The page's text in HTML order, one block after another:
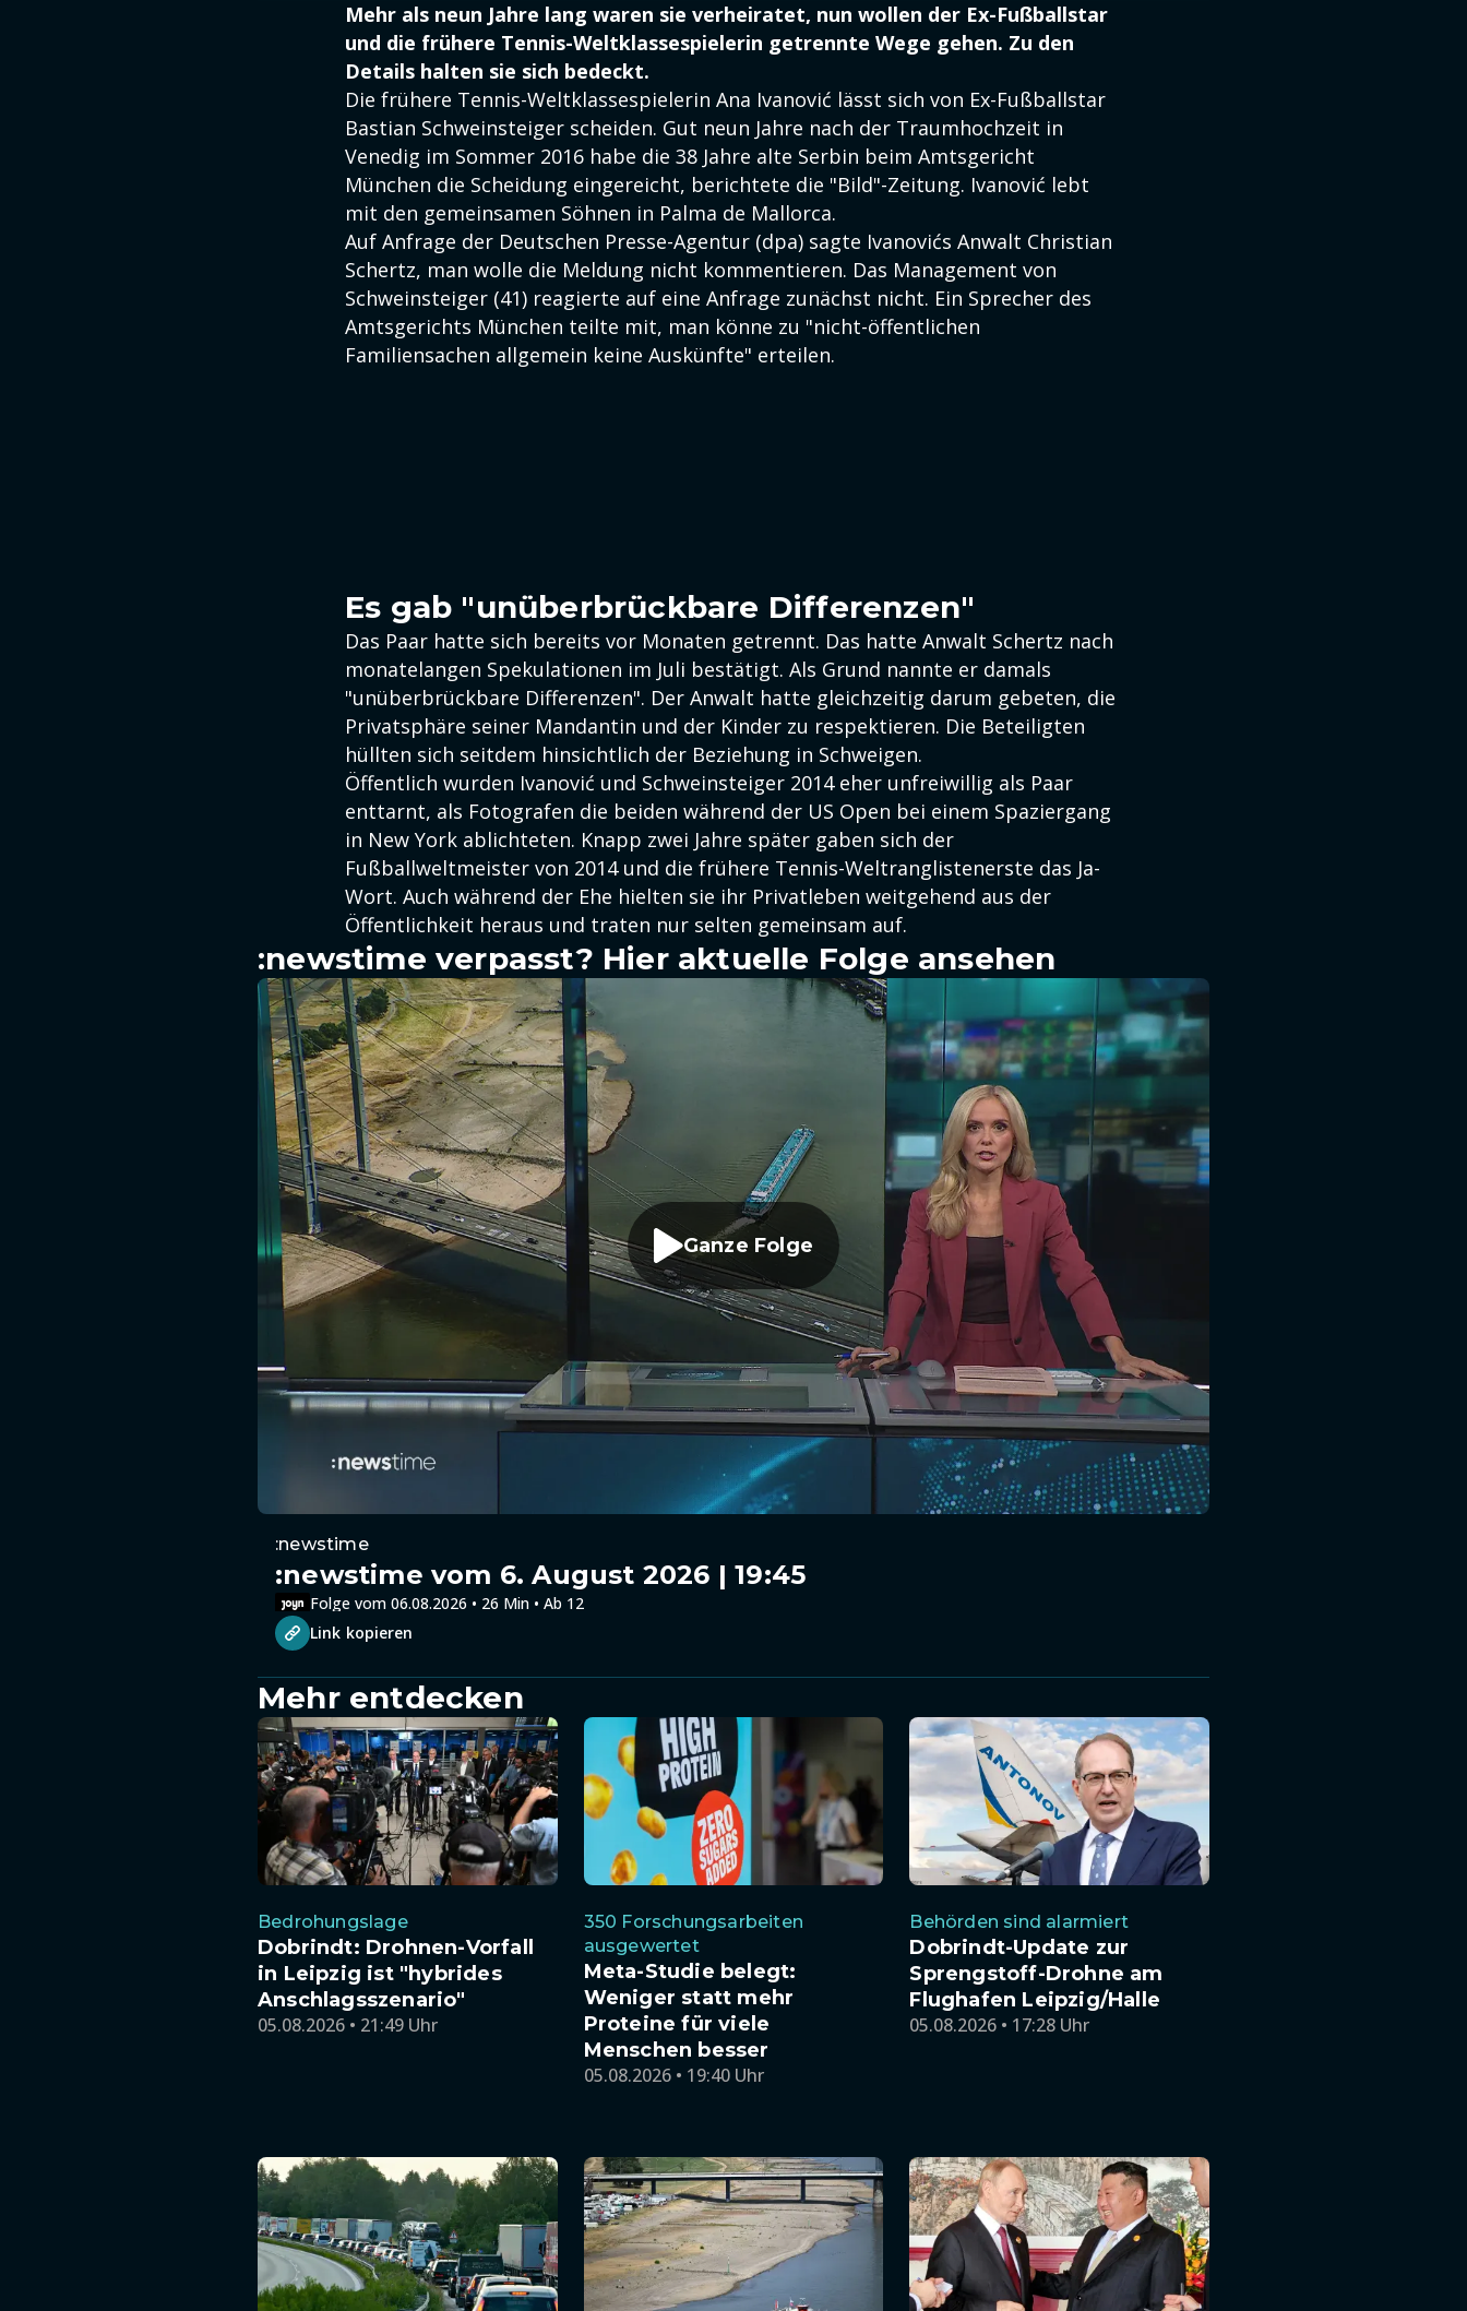
Mehr als neun Jahre lang waren sie verheiratet, nun wollen der Ex-Fußballstar
und die frühere Tennis-Weltklassespielerin getrennte Wege gehen. Zu den
Details halten sie sich bedeckt.
Die frühere Tennis-Weltklassespielerin Ana Ivanović lässt sich von Ex-Fußballstar
Bastian Schweinsteiger scheiden. Gut neun Jahre nach der Traumhochzeit in
Venedig im Sommer 2016 habe die 38 Jahre alte Serbin beim Amtsgericht
München die Scheidung eingereicht, berichtete die "Bild"-Zeitung. Ivanović lebt
mit den gemeinsamen Söhnen in Palma de Mallorca.
Auf Anfrage der Deutschen Presse-Agentur (dpa) sagte Ivanovićs Anwalt Christian
Schertz, man wolle die Meldung nicht kommentieren. Das Management von
Schweinsteiger (41) reagierte auf eine Anfrage zunächst nicht. Ein Sprecher des
Amtsgerichts München teilte mit, man könne zu "nicht-öffentlichen
Familiensachen allgemein keine Auskünfte" erteilen.
Es gab "unüberbrückbare Differenzen"
Das Paar hatte sich bereits vor Monaten getrennt. Das hatte Anwalt Schertz nach
monatelangen Spekulationen im Juli bestätigt. Als Grund nannte er damals
"unüberbrückbare Differenzen". Der Anwalt hatte gleichzeitig darum gebeten, die
Privatsphäre seiner Mandantin und der Kinder zu respektieren. Die Beteiligten
hüllten sich seitdem hinsichtlich der Beziehung in Schweigen.
Öffentlich wurden Ivanović und Schweinsteiger 2014 eher unfreiwillig als Paar
enttarnt, als Fotografen die beiden während der US Open bei einem Spaziergang
in New York ablichteten. Knapp zwei Jahre später gaben sich der
Fußballweltmeister von 2014 und die frühere Tennis-Weltranglistenerste das Ja-
Wort. Auch während der Ehe hielten sie ihr Privatleben weitgehend aus der
Öffentlichkeit heraus und traten nur selten gemeinsam auf.
:newstime verpasst? Hier aktuelle Folge ansehen
Ganze Folge
:newstime
:newstime vom 6. August 2026 | 19:45
Folge vom 06.08.2026 • 26 Min • Ab 12
Link kopieren
Mehr entdecken
Bedrohungslage
Dobrindt: Drohnen-Vorfall
in Leipzig ist "hybrides
Anschlagsszenario"
05.08.2026 • 21:49 Uhr
350 Forschungsarbeiten
ausgewertet
Meta-Studie belegt:
Weniger statt mehr
Proteine für viele
Menschen besser
05.08.2026 • 19:40 Uhr
Behörden sind alarmiert
Dobrindt-Update zur
Sprengstoff-Drohne am
Flughafen Leipzig/Halle
05.08.2026 • 17:28 Uhr